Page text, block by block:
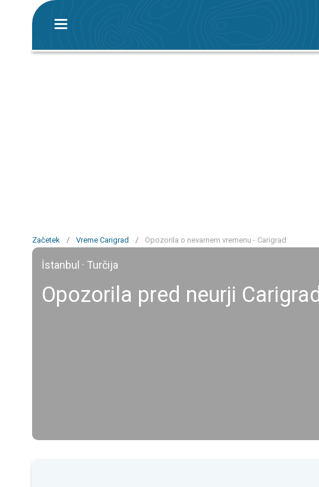
Začetek / Vreme Carigrad / Opozorila o nevarnem vremenu - Carigrad
İstanbul · Turčija
Opozorila pred neurji Carigrad